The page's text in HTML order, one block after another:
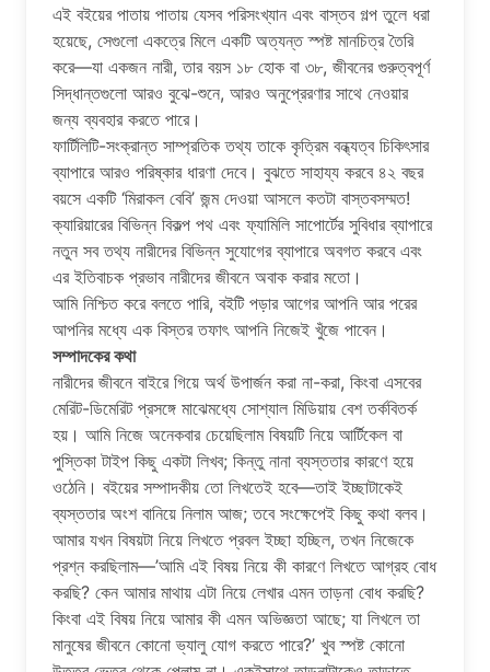
এই বইয়ের পাতায় পাতায় যেসব পরিসংখ্যান এবং বাস্তব গল্প তুলে ধরা
হয়েছে, সেগুলো একত্রে মিলে একটি অত্যন্ত স্পষ্ট মানচিত্র তৈরি
করে—যা একজন নারী, তার বয়স ১৮ হোক বা ৩৮, জীবনের গুরুত্বপূর্ণ
সিদ্ধান্তগুলো আরও বুঝে-শুনে, আরও অনুপ্রেরণার সাথে নেওয়ার
জন্য ব্যবহার করতে পারে।
ফার্টিলিটি-সংক্রান্ত সাম্প্রতিক তথ্য তাকে কৃত্রিম বন্ধ্যত্ব চিকিৎসার
ব্যাপারে আরও পরিষ্কার ধারণা দেবে। বুঝতে সাহায্য করবে ৪২ বছর
বয়সে একটি ‘মিরাকল বেবি’ জন্ম দেওয়া আসলে কতটা বাস্তবসম্মত!
ক্যারিয়ারের বিভিন্ন বিকল্প পথ এবং ফ্যামিলি সাপোর্টের সুবিধার ব্যাপারে
নতুন সব তথ্য নারীদের বিভিন্ন সুযোগের ব্যাপারে অবগত করবে এবং
এর ইতিবাচক প্রভাব নারীদের জীবনে অবাক করার মতো।
আমি নিশ্চিত করে বলতে পারি, বইটি পড়ার আগের আপনি আর পরের
আপনির মধ্যে এক বিস্তর তফাৎ আপনি নিজেই খুঁজে পাবেন।
সম্পাদকের কথা
নারীদের জীবনে বাইরে গিয়ে অর্থ উপার্জন করা না-করা, কিংবা এসবের
মেরিট-ডিমেরিট প্রসঙ্গে মাঝেমধ্যে সোশ্যাল মিডিয়ায় বেশ তর্কবিতর্ক
হয়। আমি নিজে অনেকবার চেয়েছিলাম বিষয়টি নিয়ে আর্টিকেল বা
পুস্তিকা টাইপ কিছু একটা লিখব; কিন্তু নানা ব্যস্ততার কারণে হয়ে
ওঠেনি। বইয়ের সম্পাদকীয় তো লিখতেই হবে—তাই ইচ্ছাটাকেই
ব্যস্ততার অংশ বানিয়ে নিলাম আজ; তবে সংক্ষেপেই কিছু কথা বলব।
আমার যখন বিষয়টা নিয়ে লিখতে প্রবল ইচ্ছা হচ্ছিল, তখন নিজেকে
প্রশ্ন করছিলাম—’আমি এই বিষয় নিয়ে কী কারণে লিখতে আগ্রহ বোধ
করছি? কেন আমার মাথায় এটা নিয়ে লেখার এমন তাড়না বোধ করছি?
কিংবা এই বিষয় নিয়ে আমার কী এমন অভিজ্ঞতা আছে; যা লিখলে তা
মানুষের জীবনে কোনো ভ্যালু যোগ করতে পারে?’ খুব স্পষ্ট কোনো